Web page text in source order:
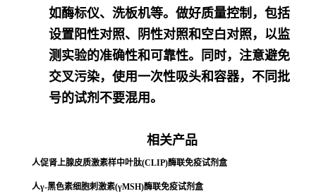
如酶标仪、洗板机等。做好质量控制，包括
设置阳性对照、阴性对照和空白对照，以监
测实验的准确性和可靠性。同时，注意避免
交叉污染，使用一次性吸头和容器，不同批
号的试剂不要混用。
相关产品
人促肾上腺皮质激素样中叶肽(CLIP)酶联免疫试剂盒
人γ-黑色素细胞刺激素(γMSH)酶联免疫试剂盒